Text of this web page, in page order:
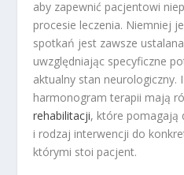
aby zapewnić pacjentowi
procesie leczenia. Niemniej
spotkań jest zawsze
uwzględniając specyficzne
aktualny stan neurologiczny.
harmonogram terapii mają
rehabilitacji, które pomagają
i rodzaj interwencji do
którymi stoi pacjent.